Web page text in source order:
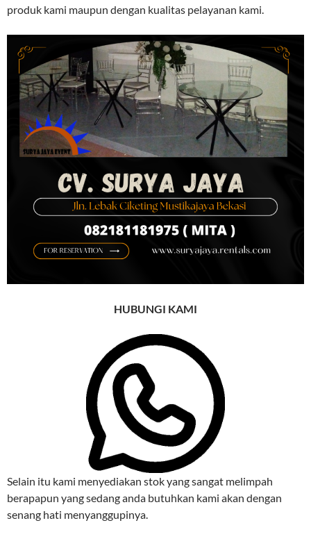
produk kami maupun dengan kualitas pelayanan kami.
HUBUNGI KAMI
Selain itu kami menyediakan stok yang sangat melimpah
berapapun yang sedang anda butuhkan kami akan dengan
senang hati menyanggupinya.